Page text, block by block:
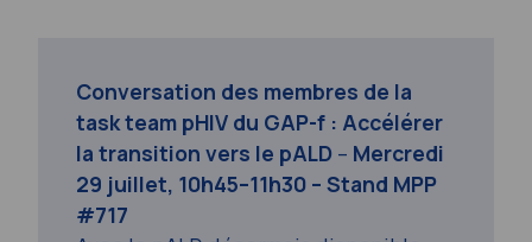
Conversation des membres de la
task team pHIV du GAP-f : Accélérer
la transition vers le pALD – Mercredi
29 juillet, 10h45–11h30 – Stand MPP
#717